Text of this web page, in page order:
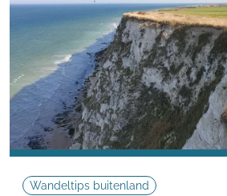
Wandeltips buitenland